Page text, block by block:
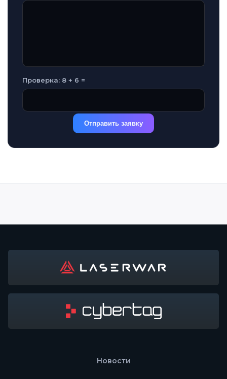
Проверка: 8 + 6 =
Отправить заявку
Новости